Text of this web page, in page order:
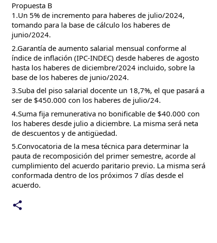
Propuesta B
1.Un 5% de incremento para haberes de julio/2024,
tomando para la base de cálculo los haberes de
junio/2024.
2.Garantía de aumento salarial mensual conforme al
índice de inflación (IPC-INDEC) desde haberes de agosto
hasta los haberes de diciembre/2024 incluido, sobre la
base de los haberes de junio/2024.
3.Suba del piso salarial docente un 18,7%, el que pasará a
ser de $450.000 con los haberes de julio/24.
4.Suma fija remunerativa no bonificable de $40.000 con
los haberes desde julio a diciembre. La misma será neta
de descuentos y de antigüedad.
5.Convocatoria de la mesa técnica para determinar la
pauta de recomposición del primer semestre, acorde al
cumplimiento del acuerdo paritario previo. La misma será
conformada dentro de los próximos 7 días desde el
acuerdo.